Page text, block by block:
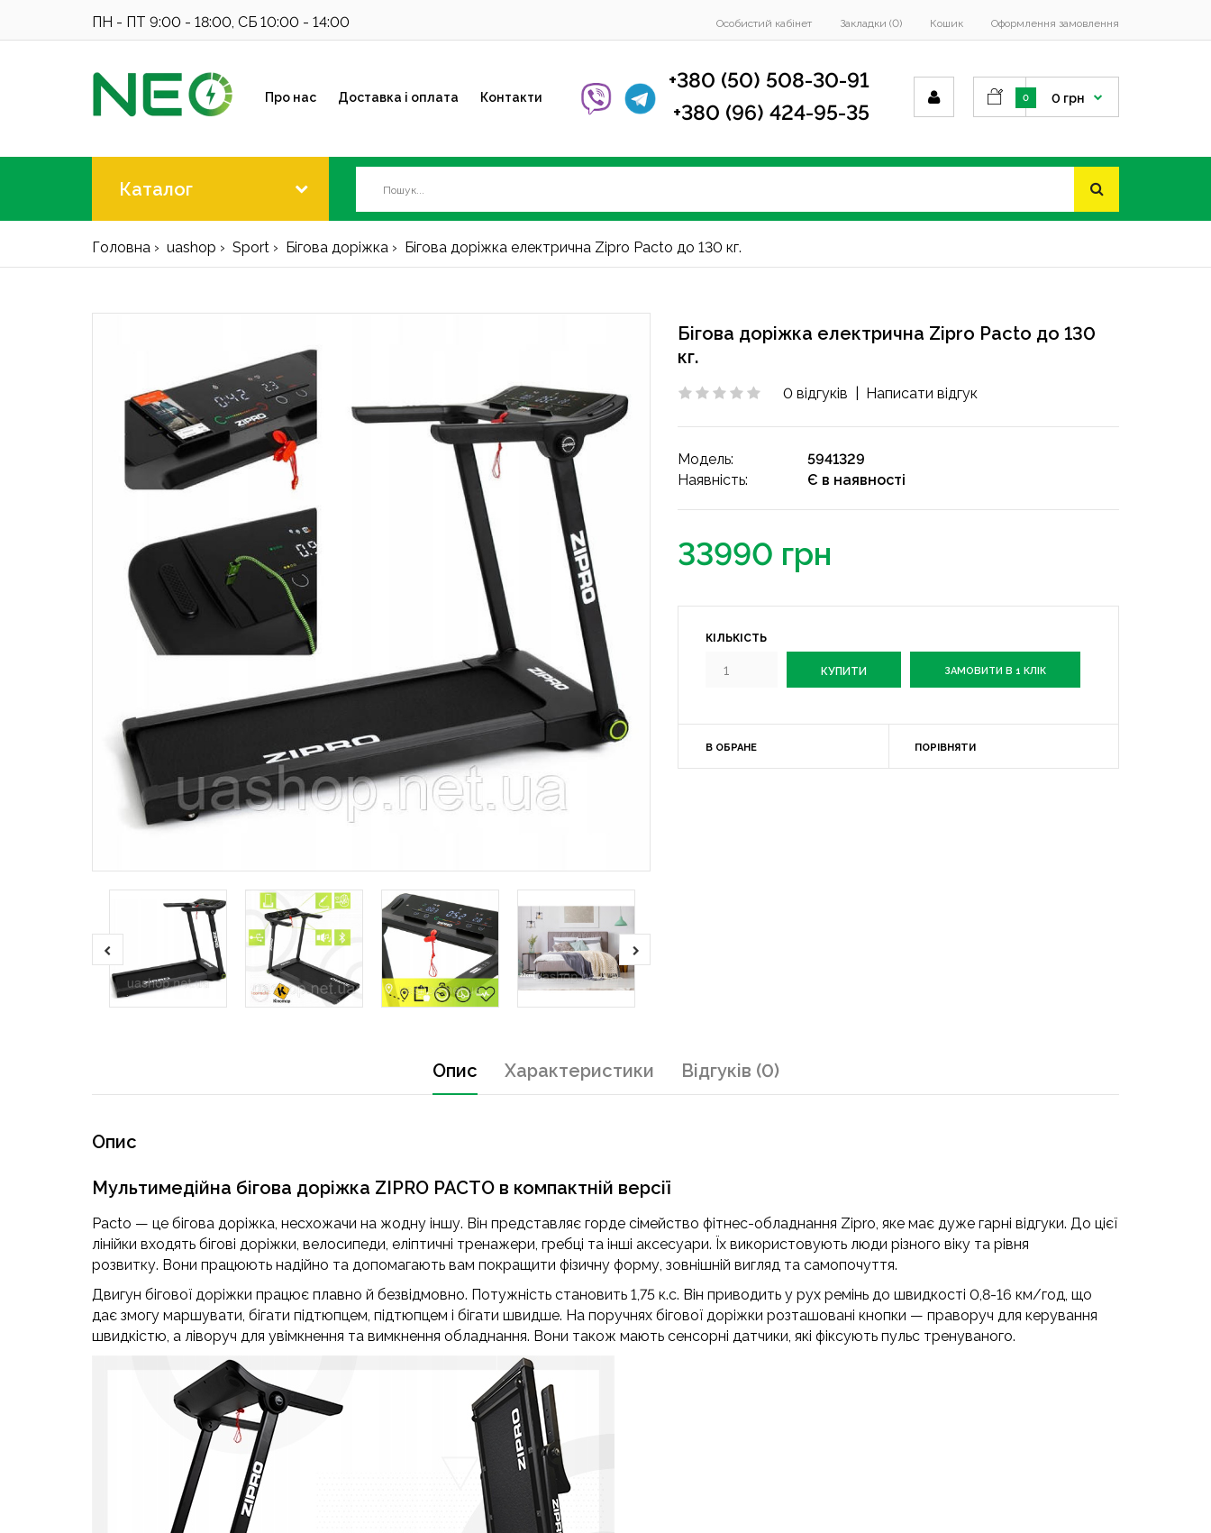
ПН - ПТ 9:00 - 18:00, СБ 10:00 - 14:00 Особистий кабінет Закладки (0) Кошик Оформлення замовлення
Про нас Доставка і оплата Контакти
+380 (50) 508-30-91
+380 (96) 424-95-35
0 0 грн
Каталог
Головна uashop Sport Бігова доріжка Бігова доріжка електрична Zipro Pacto до 130 кг.
Бігова доріжка електрична Zipro Pacto до 130
кг.
0 відгуків Написати відгук
Модель:
5941329
Наявність:
Є в наявності
33990 грн
КІЛЬКІСТЬ
ЗАМОВИТИ В 1 КЛІК
В ОБРАНЕ ПОРІВНЯТИ
Опис Характеристики Відгуків (0)
Опис
Мультимедійна бігова доріжка ZIPRO PACTO в компактній версії
Pacto — це бігова доріжка, несхожачи на жодну іншу. Він представляє горде сімейство фітнес-обладнання Zipro, яке має дуже гарні відгуки. До цієї
лінійки входять бігові доріжки, велосипеди, еліптичні тренажери, гребці та інші аксесуари. Їх використовують люди різного віку та рівня
розвитку. Вони працюють надійно та допомагають вам покращити фізичну форму, зовнішній вигляд та самопочуття.
Двигун бігової доріжки працює плавно й безвідмовно. Потужність становить 1,75 к.с. Він приводить у рух ремінь до швидкості 0,8-16 км/год, що
дає змогу маршувати, бігати підтюпцем, підтюпцем і бігати швидше. На поручнях бігової доріжки розташовані кнопки — праворуч для керування
швидкістю, а ліворуч для увімкнення та вимкнення обладнання. Вони також мають сенсорні датчики, які фіксують пульс тренуваного.